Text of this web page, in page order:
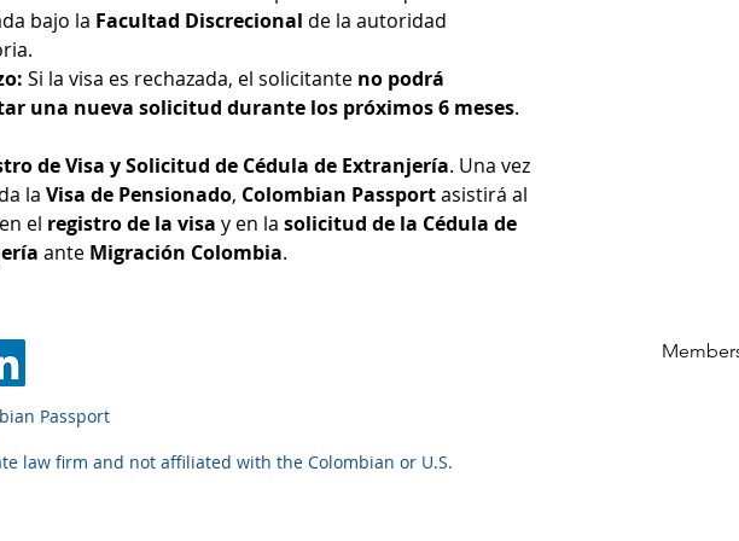
bajo la Facultad Discrecional de la autoridad
Si la visa es rechazada, el solicitante no podrá
una nueva solicitud durante los próximos 6 meses.
de Visa y Solicitud de Cédula de Extranjería. Una vez
la Visa de Pensionado, Colombian Passportasistirá al
el registro de la visa y en la solicitud de la Cédula de
ante Migración Colombia.
Passport
law firm and not affiliated with the Colombian or U.S.